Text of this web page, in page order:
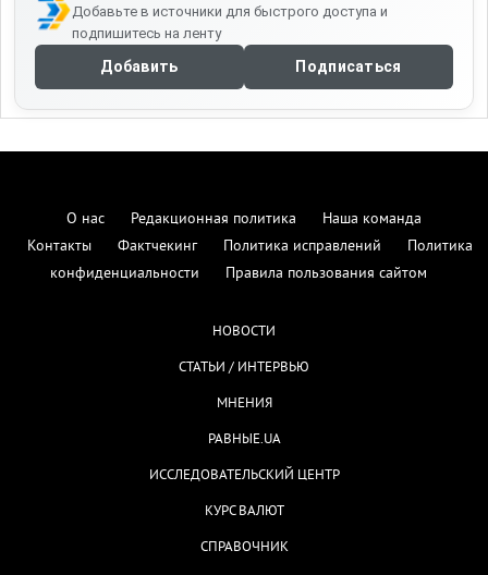
Добавьте в источники для быстрого доступа и
подпишитесь на ленту
Добавить Подписаться
О нас Редакционная политика
Наша команда
Контакты
Фактчекинг Политика исправлений
Политика
конфиденциальности
Правила пользования сайтом
НОВОСТИ
СТАТЬИ / ИНТЕРВЬЮ
МНЕНИЯ
РАВНЫЕ.UA
ИССЛЕДОВАТЕЛЬСКИЙ ЦЕНТР
КУРС ВАЛЮТ
СПРАВОЧНИК